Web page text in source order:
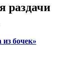
раздачи
бочек»